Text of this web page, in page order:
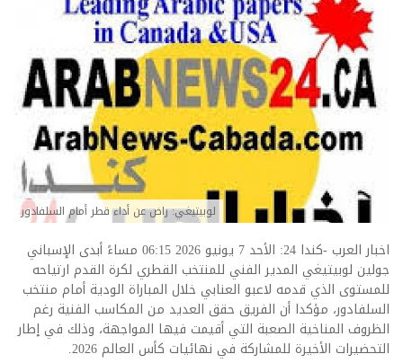
لوبيتيغي: راض عن أداء قطر أمام السلفادور
اخبار العرب -كندا 24: الأحد 7 يونيو 2026 06:15 مساءً أبدى الإسباني
جولين لوبيتيغي المدير الفني للمنتخب القطري لكرة القدم ارتياحه
للمستوى الذي قدمه لاعبو العنابي خلال المباراة الودية أمام منتخب
السلفادور، مؤكدا أن الفريق حقق العديد من المكاسب الفنية رغم
الظروف المناخية الصعبة التي أقيمت فيها المواجهة، وذلك في إطار
التحضيرات الأخيرة للمشاركة في نهائيات كأس العالم 2026.